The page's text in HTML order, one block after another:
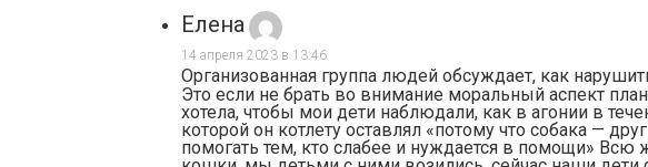
Елена
14 апреля 2023 в 13:46
Организованная группа людей обсуждает, как
Это если не брать во внимание моральный аспект
хотела, чтобы мои дети наблюдали, как в агонии в
которой он котлету оставлял «потому что собака —
помогать тем, кто слабее и нуждается в помощи»